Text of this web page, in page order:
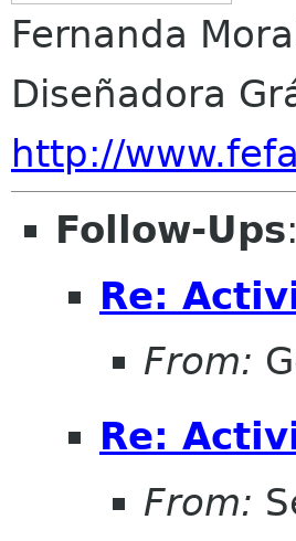
Fernanda
Diseñadora
http://
Follow-Ups:
Re:
From:
Re:
From: